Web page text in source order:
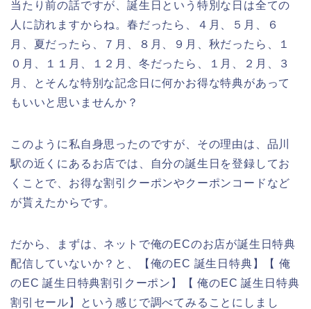
当たり前の話ですが、誕生日という特別な日は全ての
人に訪れますからね。春だったら、４月、５月、６
月、夏だったら、７月、８月、９月、秋だったら、１
０月、１１月、１２月、冬だったら、１月、２月、３
月、とそんな特別な記念日に何かお得な特典があって
もいいと思いませんか？
このように私自身思ったのですが、その理由は、品川
駅の近くにあるお店では、自分の誕生日を登録してお
くことで、お得な割引クーポンやクーポンコードなど
が貰えたからです。
だから、まずは、ネットで俺のECのお店が誕生日特典
配信していないか？と、【俺のEC 誕生日特典】【 俺
のEC 誕生日特典割引クーポン】【 俺のEC 誕生日特典
割引セール】という感じで調べてみることにしまし